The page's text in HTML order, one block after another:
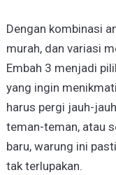
Dengan kombinasi
murah, dan variasi
Embah 3 menjadi
yang ingin
harus pergi jauh-
teman-teman, atau
baru, warung ini
tak terlupakan.